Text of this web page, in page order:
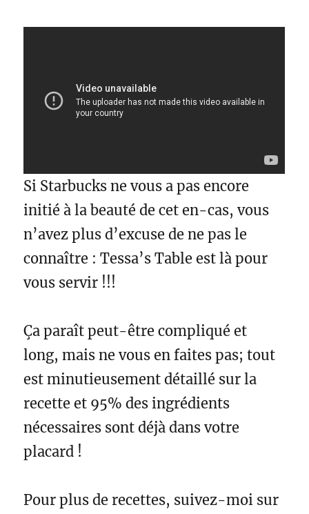
Si Starbucks ne vous a pas encore
initié à la beauté de cet en-cas, vous
n’avez plus d’excuse de ne pas le
connaître : Tessa’s Table est là pour
vous servir !!!
Ça paraît peut-être compliqué et
long, mais ne vous en faites pas; tout
est minutieusement détaillé sur la
recette et 95% des ingrédients
nécessaires sont déjà dans votre
placard ! ⁣
Pour plus de recettes, suivez-moi sur